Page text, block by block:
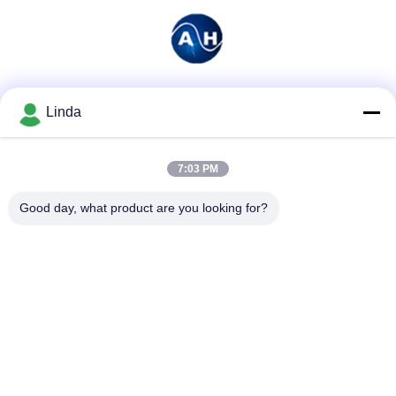
Linda
7:03 PM
Good day, what product are you looking for?